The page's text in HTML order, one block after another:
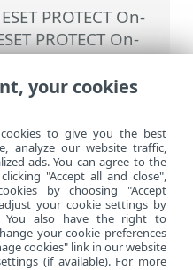
ESET PROTECT On-
PROTECT On-
On-Prem Menu
client>
de bureau
your cookies
to give you the best
analyze our website traffic,
ads. You can agree to the
"Accept all and close",
by choosing "Accept
your cookie settings by
You also have the right to
your cookie preferences
cookies" link in our website
(if available). For more